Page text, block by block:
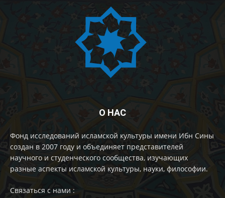
О НАС
Фонд исследований исламской культуры имени Ибн Сины
создан в 2007 году и объединяет представителей
научного и студенческого сообщества, изучающих
разные аспекты исламской культуры, науки, философии.
Cвязаться с нами :